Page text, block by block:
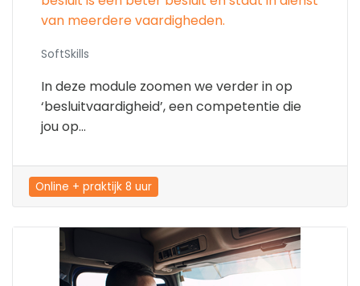
van meerdere vaardigheden.
SoftSkills
In deze module zoomen we verder in op
‘besluitvaardigheid’, een competentie die
jou op...
Online + praktijk 8 uur